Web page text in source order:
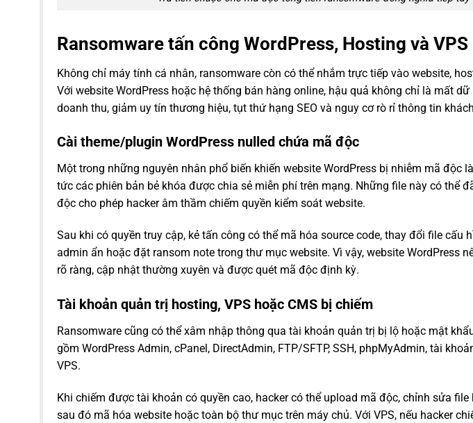
Ransomware tấn công WordPress, Hosting và
Không chỉ máy tính cá nhân, ransomware còn có thể nhắm trực tiếp vào website,
Với website WordPress hoặc hệ thống bán hàng online, hậu quả không chỉ là mất
doanh thu, giảm uy tín thương hiệu, tụt thứ hạng SEO và nguy cơ rò rỉ thông tin
Cài theme/plugin WordPress nulled chứa mã độc
Một trong những nguyên nhân phổ biến khiến website WordPress bị nhiễm mã độc
tức các phiên bản bẻ khóa được chia sẻ miễn phí trên mạng. Những file này có thể
độc cho phép hacker âm thầm chiếm quyền kiểm soát website.
Sau khi có quyền truy cập, kẻ tấn công có thể mã hóa source code, thay đổi file cấu
admin ẩn hoặc đặt ransom note trong thư mục website. Vì vậy, website WordPress
rõ ràng, cập nhật thường xuyên và được quét mã độc định kỳ.
Tài khoản quản trị hosting, VPS hoặc CMS bị chiếm
Ransomware cũng có thể xâm nhập thông qua tài khoản quản trị bị lộ hoặc mật
gồm WordPress Admin, cPanel, DirectAdmin, FTP/SFTP, SSH, phpMyAdmin, tài
VPS.
Khi chiếm được tài khoản có quyền cao, hacker có thể upload mã độc, chỉnh sửa
sau đó mã hóa website hoặc toàn bộ thư mục trên máy chủ. Với VPS, nếu hacker